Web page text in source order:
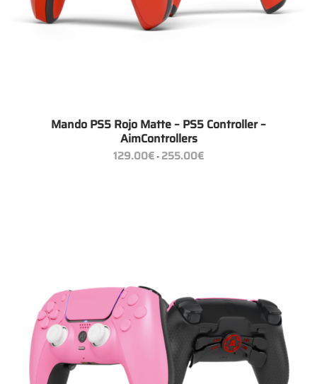
Mando PS5 Rojo Matte – PS5 Controller –
AimControllers
129.00€- 255.00€Rango
de